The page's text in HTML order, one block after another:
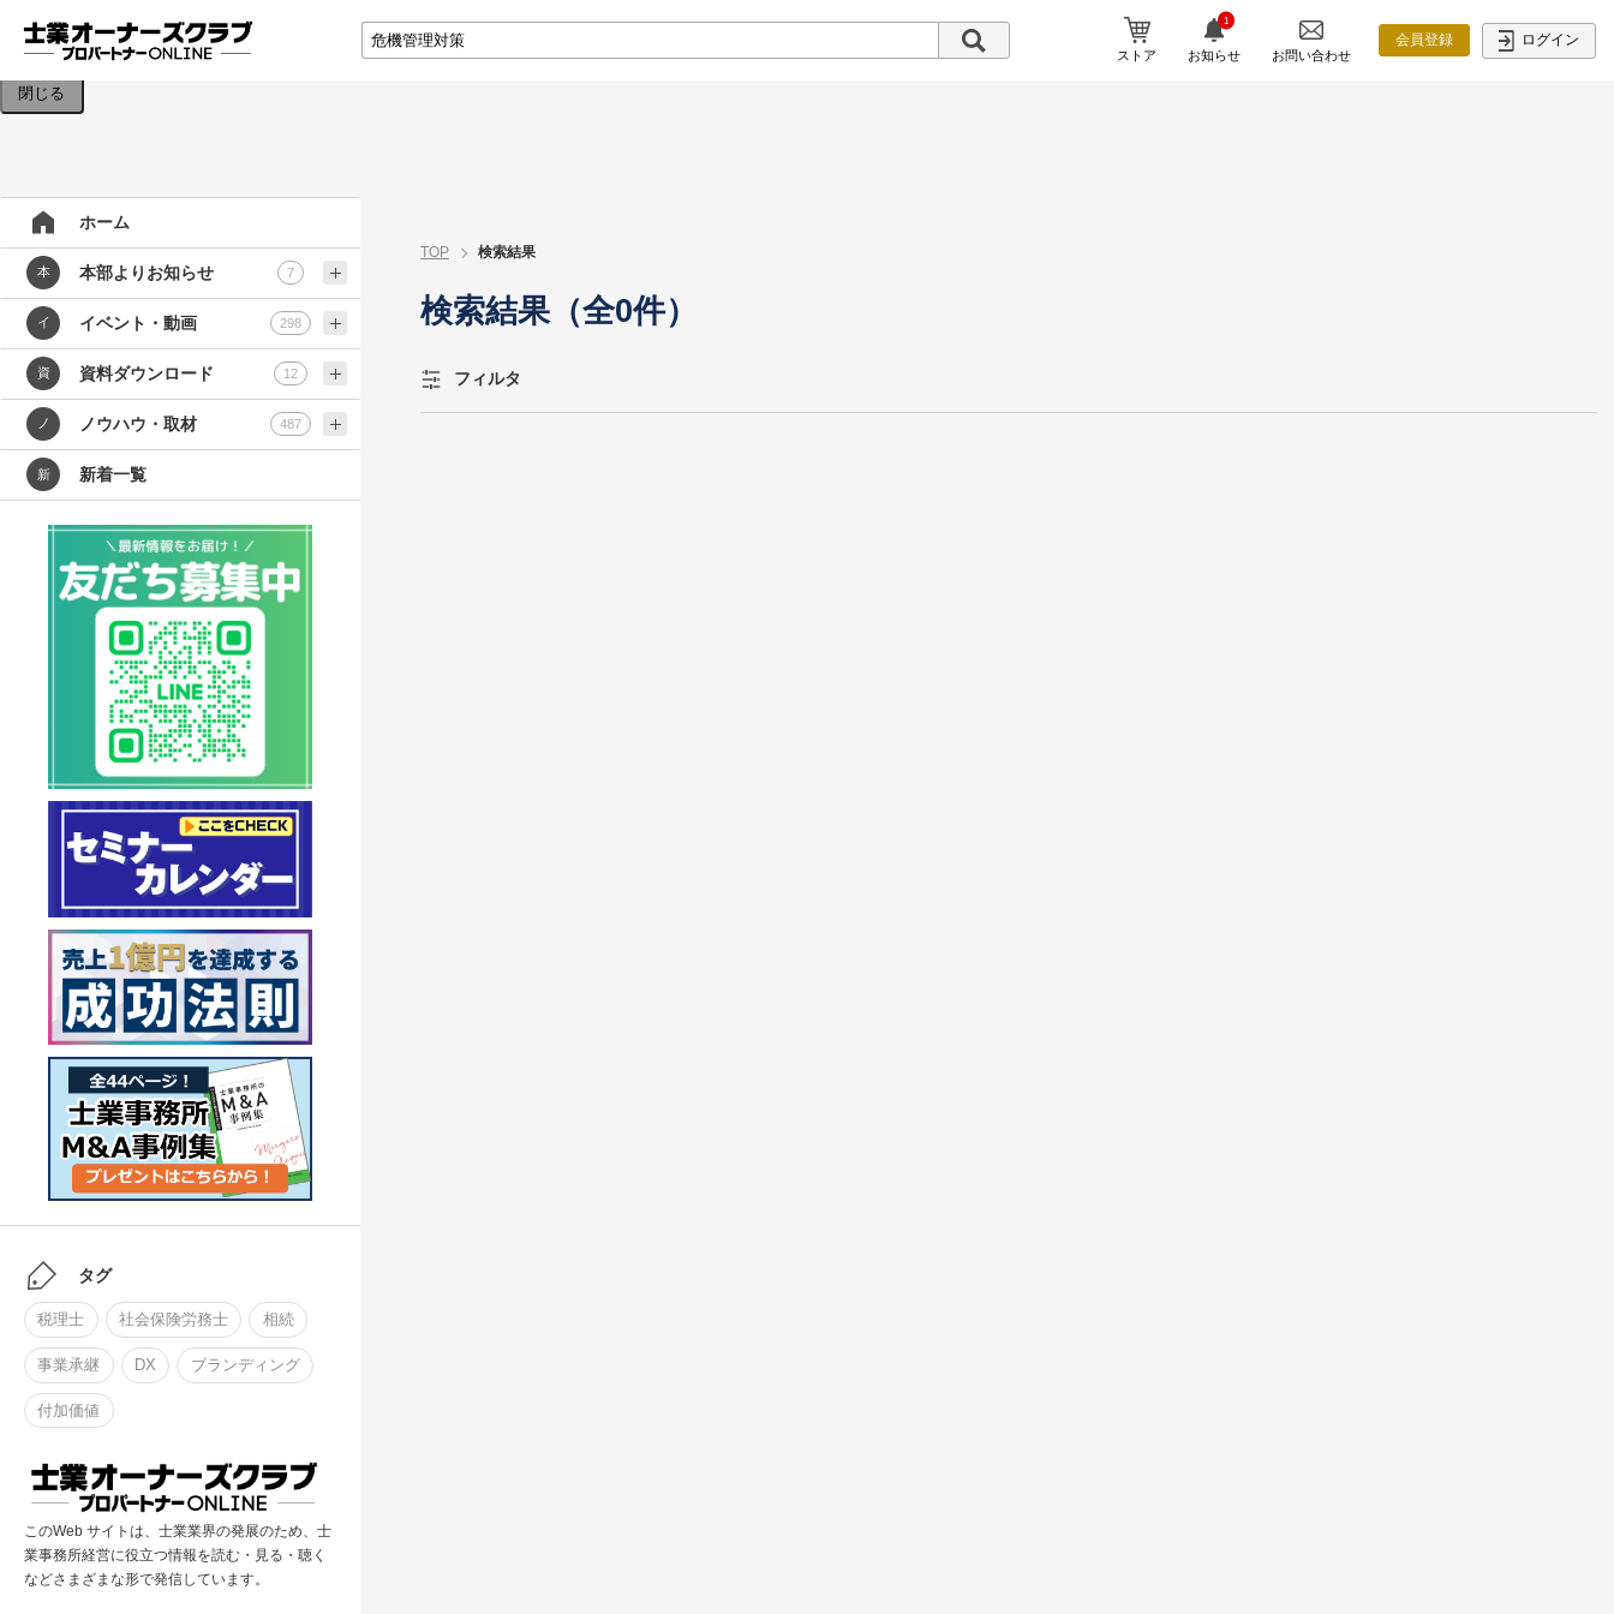
ストア
1
お知らせ お問い合わせ
会員登録 ログイン
検索条件を入力してください。
閉じる
ホーム
本 本部よりお知らせ 7
イ イベント・動画 298
資 資料ダウンロード 12
ノ ノウハウ・取材 487
新 新着一覧
タグ
税理士 社会保険労務士 相続
事業承継 DX ブランディング
付加価値
このWeb サイトは、士業業界の発展のため、士
業事務所経営に役立つ情報を読む・見る・聴く
などさまざまな形で発信しています。
TOP 検索結果
検索結果（全0件）
フィルタ